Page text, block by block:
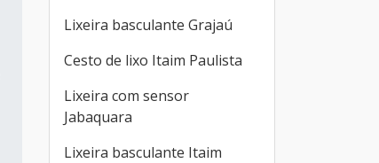
Lixeira basculante Grajaú
Cesto de lixo Itaim Paulista
Lixeira com sensor
Jabaquara
Lixeira basculante Itaim